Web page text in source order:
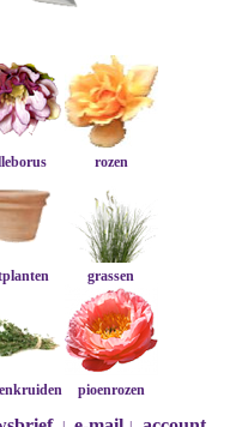
rozen
grassen
pioenrozen